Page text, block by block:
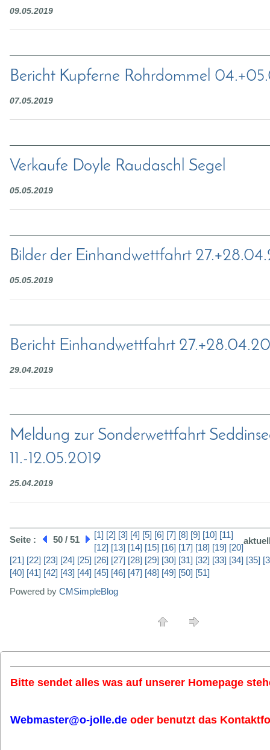
09.05.2019
Bericht Kupferne Rohrdommel
07.05.2019
Verkaufe Doyle Raudaschl Segel
05.05.2019
Bilder der Einhandwettfahrt
05.05.2019
Bericht Einhandwettfahrt
29.04.2019
Meldung zur Sonderwettfahrt
11.-12.05.2019
25.04.2019
Seite : 50 / 51 [1] [2] [3] [4] [5] [6] [7] [8] [9] [10] [11]
[12] [13] [14] [15] [16] [17] [18] [19] [20]
[21] [22] [23] [24] [25] [26] [27] [28] [29] [30] [31] [32] [33] [34] [35]
[40] [41] [42] [43] [44] [45] [46] [47] [48] [49] [50] [51]
Powered by CMSimpleBlog
Bitte sendet alles was auf unserer Homepage
Webmaster@o-jolle.de oder benutzt das